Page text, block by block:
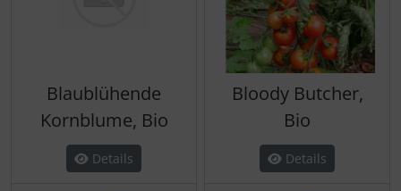
Blaublühende
Kornblume, Bio
Details
Bloody Butcher,
Bio
Details